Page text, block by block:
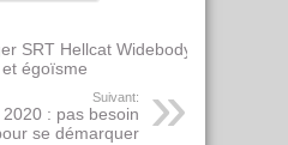
SRT Hellcat Widebody
égoïsme
Suivant:
: pas besoin
se démarquer